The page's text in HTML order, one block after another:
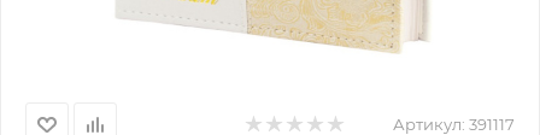
Артикул: 391117